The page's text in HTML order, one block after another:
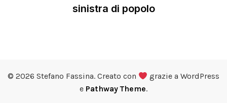
sinistra di popolo
© 2026 Stefano Fassina. Creato con
grazie a WordPress
e Pathway Theme.